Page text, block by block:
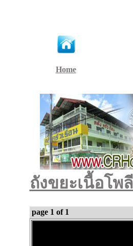
Home
ถังขยะเนื้อโพ
page 1 of 1